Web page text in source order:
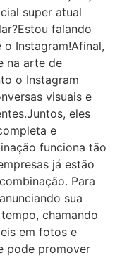
super atual
falando
Instagram!Afinal,
na arte de
o Instagram
visuais e
eles
e
funciona tão
já estão
Para
sua
chamando
em fotos e
pode promover